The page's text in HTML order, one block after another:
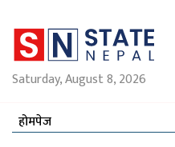
Saturday, August 8, 2026
होमपेज